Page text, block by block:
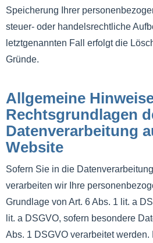
Speicherung Ihrer
steuer- oder handelsrechtliche
letztgenannten Fall erfolgt die
Gründe.
Allgemeine
Rechtsgrundlagen
Datenverarbeitung
Website
Sofern Sie in die
verarbeiten wir Ihre
Grundlage von Art. 6 Abs. 1 lit. a
lit. a DSGVO, sofern besondere
Abs. 1 DSGVO verarbeitet werden.